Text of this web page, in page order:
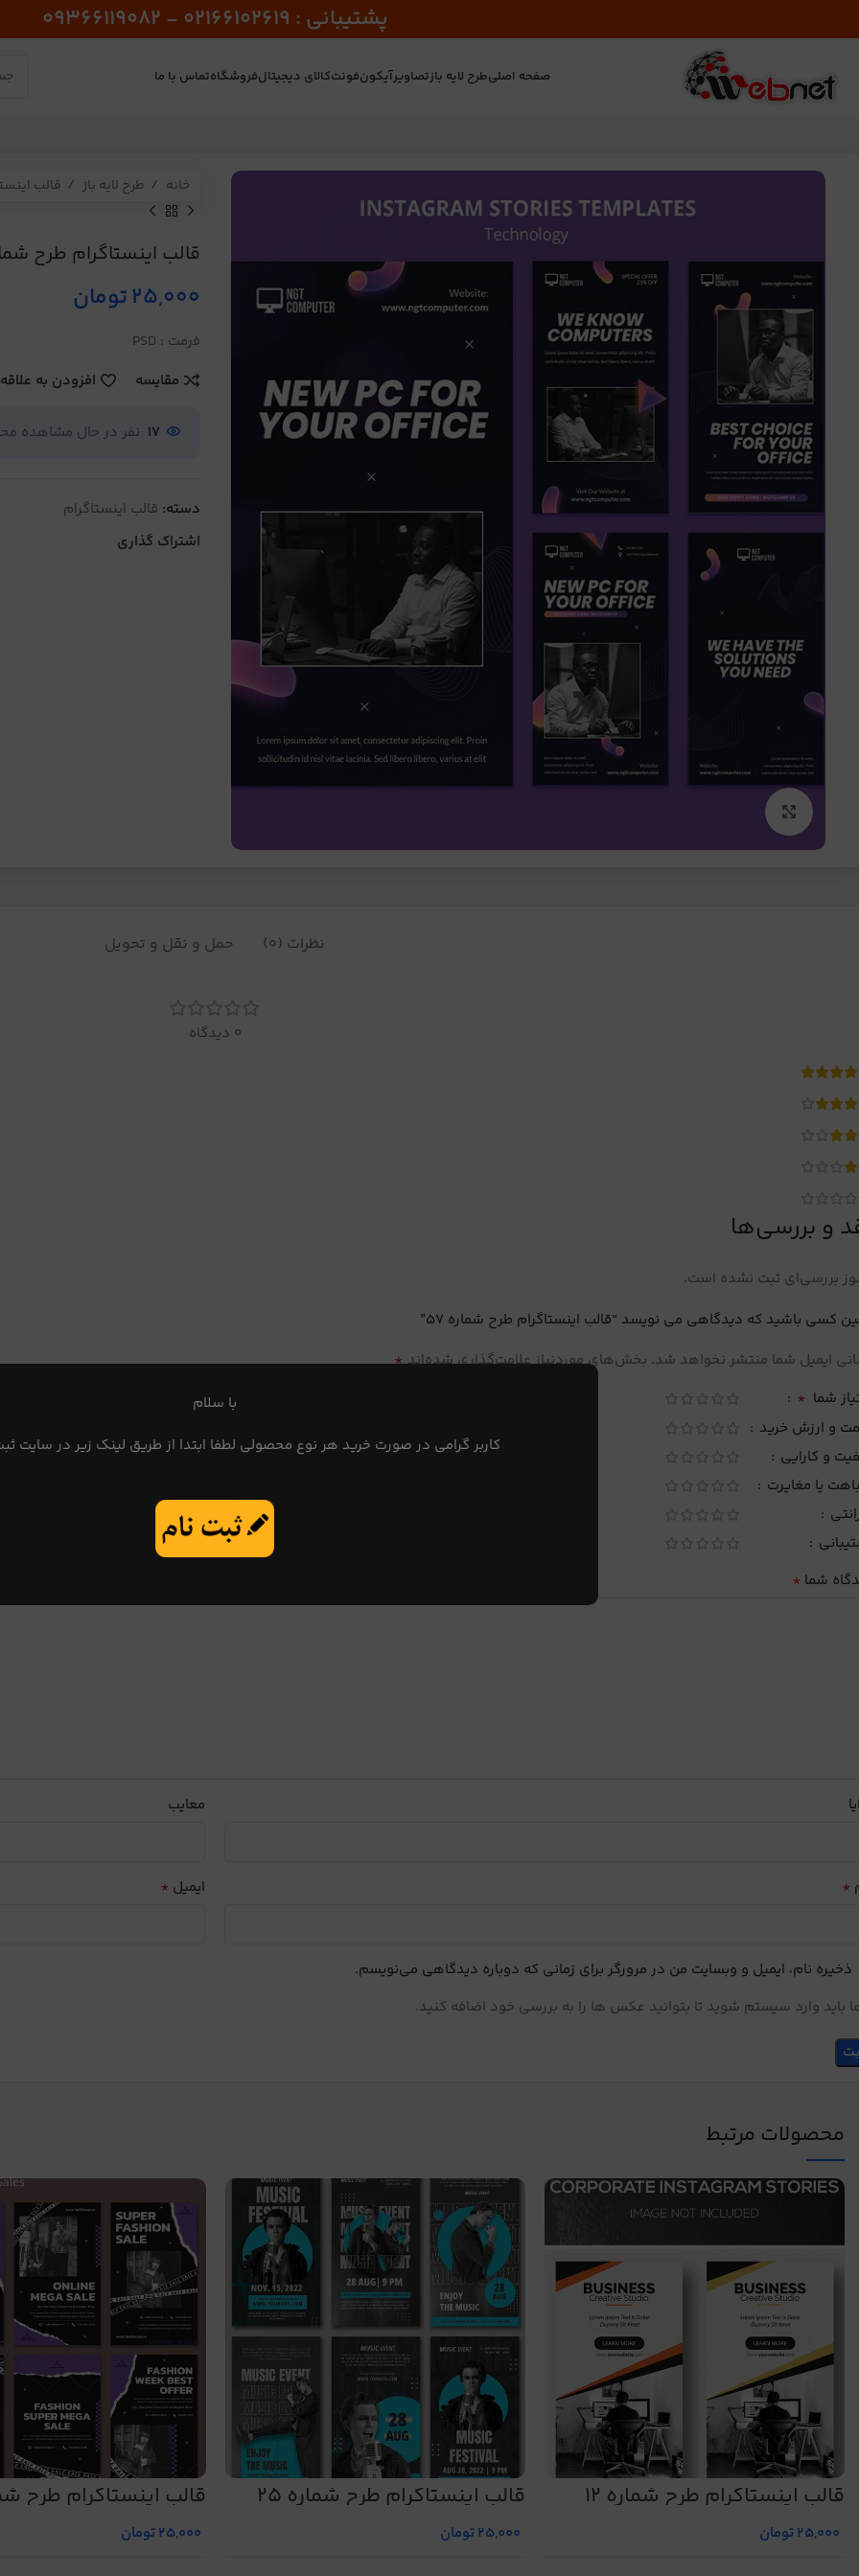
با سلام
کاربر گرامی در صورت خرید هر نوع محصولی لطفا ابتدا از طریق لینک زیر در سایت
پشتیبانی : 02166102619 - 09366119082
صفحه اصلیطرح لایه بازتصاویرآیکونفونتکالای دیجیتالفروشگاهتماس با ما
خانه طرح لایه باز قالب
قالب اینستاگرام طرح
25,000تومان
فرمت : PSD
مقایسه
افزودن به
17 نفر در حال مشاهده
دسته: قالب اینستاگرام
اشتراک گذاری
نظرات (0) حمل و نقل و تحویل
0 دیدگاه
و بررسی‌ها
بررسی‌ای ثبت نشده است.
کسی باشید که دیدگاهی می نویسد “قالب اینستاگرام طرح شماره 57”
ایمیل شما منتشر نخواهد شد. بخش‌های موردنیاز علامت‌گذاری شده‌اند*
شما *
و ارزش خرید
و کارایی
یا مغایرت
شما *
معایب
* ایمیل *
ذخیره نام، ایمیل و وبسایت من در مرورگر برای زمانی که دوباره دیدگاهی می‌نویسم.
باید وارد سیستم شوید تا بتوانید عکس ها را به بررسی خود اضافه کنید.
محصولات مرتبط
قالب اینستاگرام طرح شماره 12
25,000تومان
قالب اینستاگرام طرح شماره 25
25,000تومان
قالب اینستاگرام طرح
25,000تومان